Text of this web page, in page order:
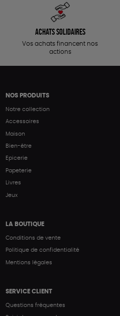
Achats solidaires
Vos achats financent nos
actions
NOS PRODUITS
Notre collection
Accessoires
Maison
Bien-être
Epicerie
Papeterie
Livres
Jeux
LA BOUTIQUE
Conditions de vente
Politique de confidentialité
Mentions légales
SERVICE CLIENT
Questions fréquentes